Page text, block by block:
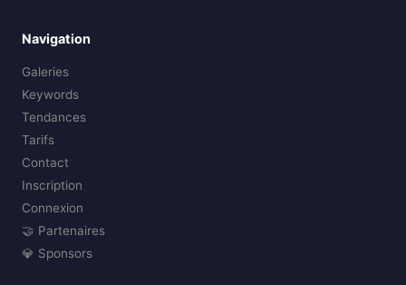
Navigation
Galeries
Keywords
Tendances
Tarifs
Contact
Inscription
Connexion
🤝 Partenaires
💎 Sponsors